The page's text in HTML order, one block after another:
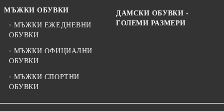
МЪЖКИ ОБУВКИ
МЪЖКИ ЕЖЕДНЕВНИ
ОБУВКИ
МЪЖКИ ОФИЦИАЛНИ
ОБУВКИ
МЪЖКИ СПОРТНИ
ОБУВКИ
ДАМСКИ ОБУВКИ -
ГОЛЕМИ РАЗМЕРИ